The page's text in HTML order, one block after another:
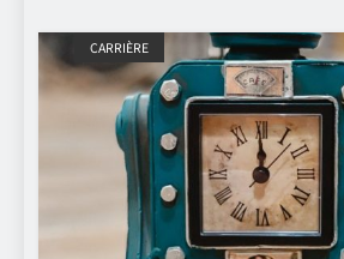
CARRIÈRE